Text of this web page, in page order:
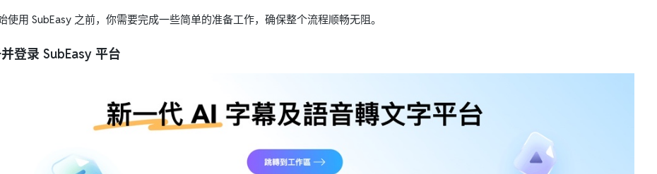
使用 SubEasy 之前，你需要完成一些简单的准备工作，确保整个流程顺畅无阻。
登录 SubEasy 平台